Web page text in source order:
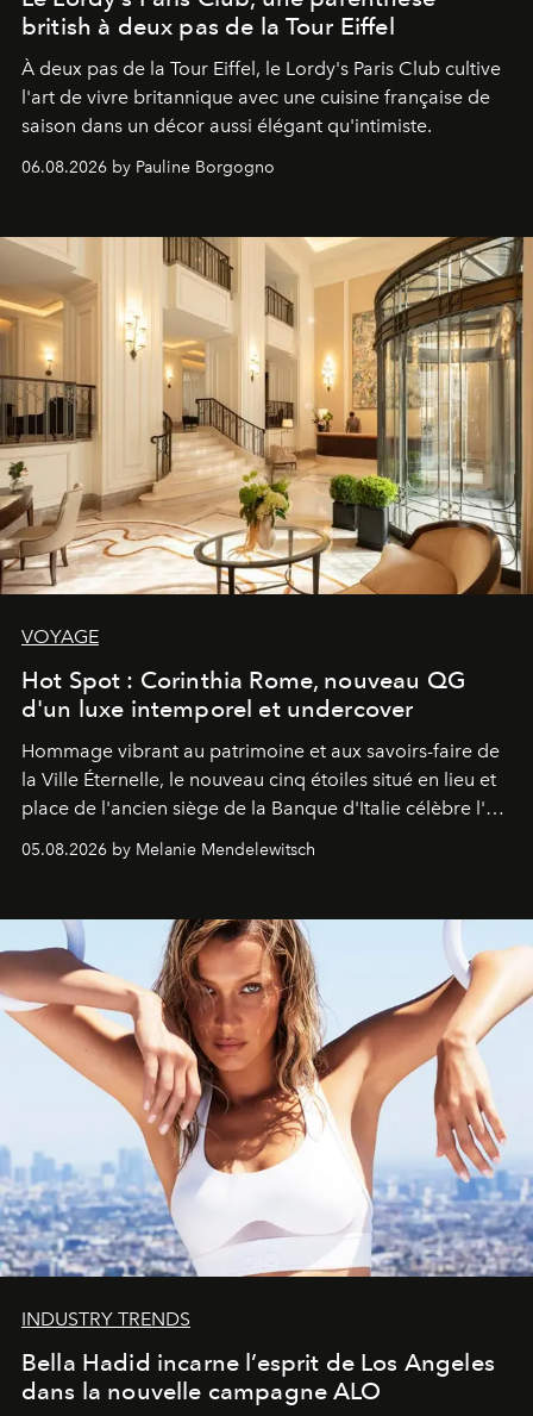
british à deux pas de la Tour Eiffel
À deux pas de la Tour Eiffel, le Lordy's Paris Club cultive
l'art de vivre britannique avec une cuisine française de
saison dans un décor aussi élégant qu'intimiste.
06.08.2026 by Pauline Borgogno
VOYAGE
Hot Spot : Corinthia Rome, nouveau QG
d'un luxe intemporel et undercover
Hommage vibrant au patrimoine et aux savoirs-faire de
la Ville Éternelle, le nouveau cinq étoiles situé en lieu et
place de l'ancien siège de la Banque d'Italie célèbre l'art
de vivre Romain dans toute son élégance intemporelle.
05.08.2026 by Melanie Mendelewitsch
INDUSTRY TRENDS
Bella Hadid incarne l’esprit de Los Angeles
dans la nouvelle campagne ALO